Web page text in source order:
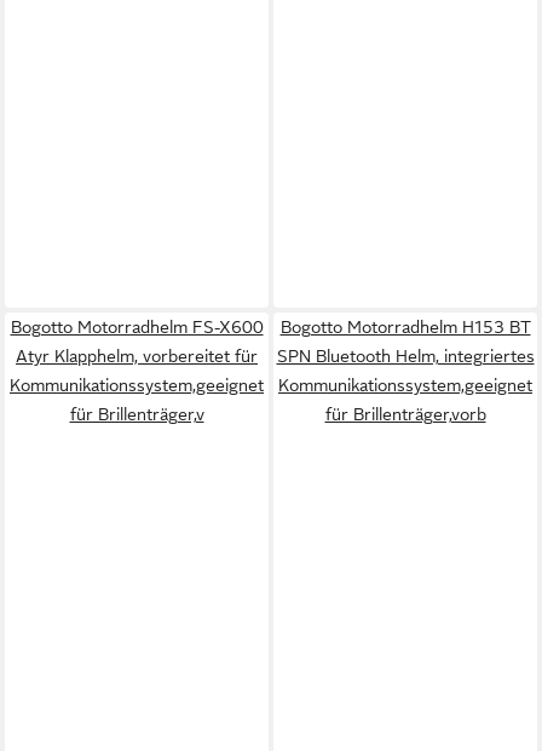
Bogotto Motorradhelm FS-X600
Atyr Klapphelm, vorbereitet für
Kommunikationssystem,geeignet
für Brillenträger,v
Bogotto Motorradhelm H153 BT
SPN Bluetooth Helm, integriertes
Kommunikationssystem,geeignet
für Brillenträger,vorb